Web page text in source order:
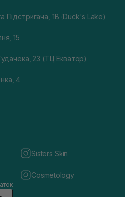
Підстригача, 1В (Duck's Lake)
15
23 (ТЦ Екватор)
4
Sisters Skin
Cosmetology